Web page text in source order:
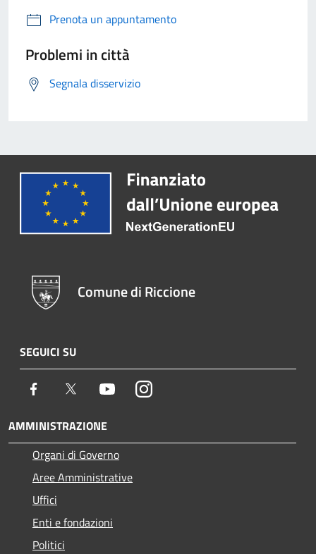
Prenota un appuntamento
Problemi in città
Segnala disservizio
Comune di Riccione
SEGUICI SU
Facebook Twitter YoutubeInstagram
AMMINISTRAZIONE
Organi di Governo
Aree Amministrative
Uffici
Enti e fondazioni
Politici